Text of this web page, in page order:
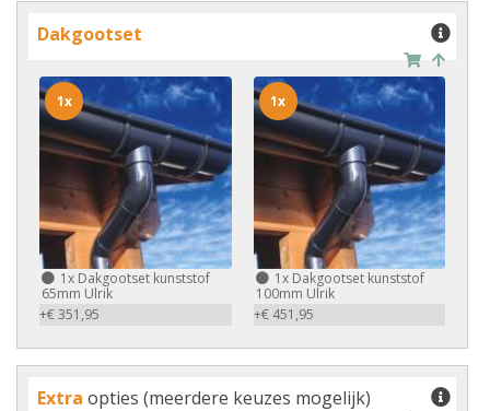
Dakgootset
1x Dakgootset kunststof
65mm Ulrik
+€ 351,95
1x
1xDakgootset kunststof
100mm Ulrik
+€ 451,95
1x
Extra opties (meerdere keuzes mogelijk)